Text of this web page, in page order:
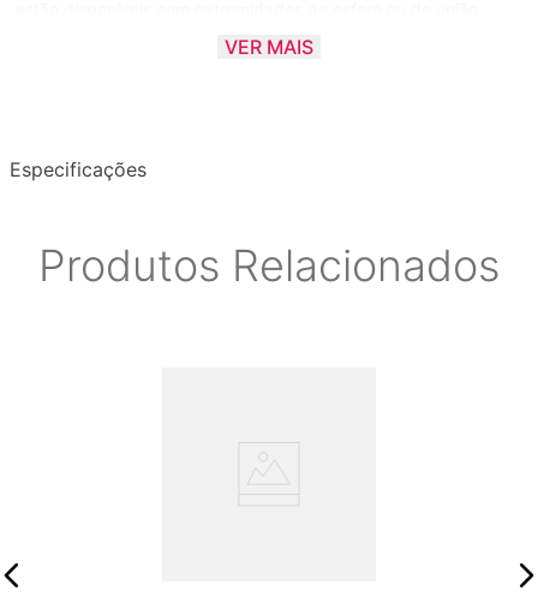
VER MAIS
Especificações
Produtos Relacionados